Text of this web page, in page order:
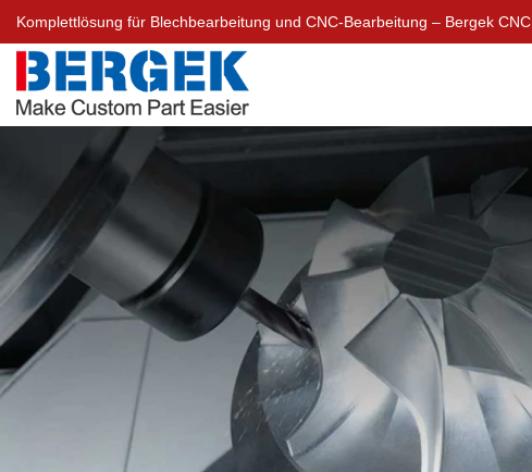
Komplettlösung für Blechbearbeitung und CNC-Bearbeitung – Bergek CNC